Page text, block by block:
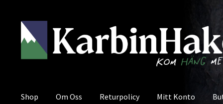
Hoppa
till
navigering
Hoppa
till
innehåll
Shop Om Oss Returpolicy Mitt Konto